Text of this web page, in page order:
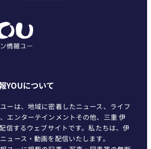
YOUについて
ーは、地域に密着したニュース、ライフ
エンターテインメントその他、三重 伊
信するウェブサイトです。私たちは、伊
ュース・動画を配信いたします。